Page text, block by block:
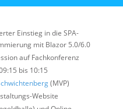
Einstieg in die SPA-
mit Blazor 5.0/6.0
auf Fachkonferenz
bis 10:15
(MVP)
Website